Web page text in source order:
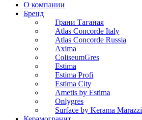
О компании
Бренд
Грани Таганая
Atlas Concorde Italy
Atlas Concorde Russia
Axima
ColiseumGres
Estima
Estima Profi
Estima City
Ametis by Estima
Onlygres
Surface by Kerama Marazzi